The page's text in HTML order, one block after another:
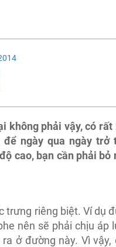
không phải vậy, có
ngày qua ngày trở
cao, bạn cần phải bỏ
trưng riêng biệt. Ví dụ
nên sẽ phải chịu áp
ở đường này. Vì vậy,